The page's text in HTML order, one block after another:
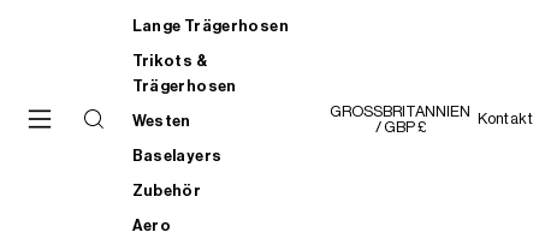
Lange Trägerhosen
Trikots &
Trägerhosen
Westen
Baselayers
Zubehör
Aero
GROSSBRITANNIEN
/ GBP £
Kontakt